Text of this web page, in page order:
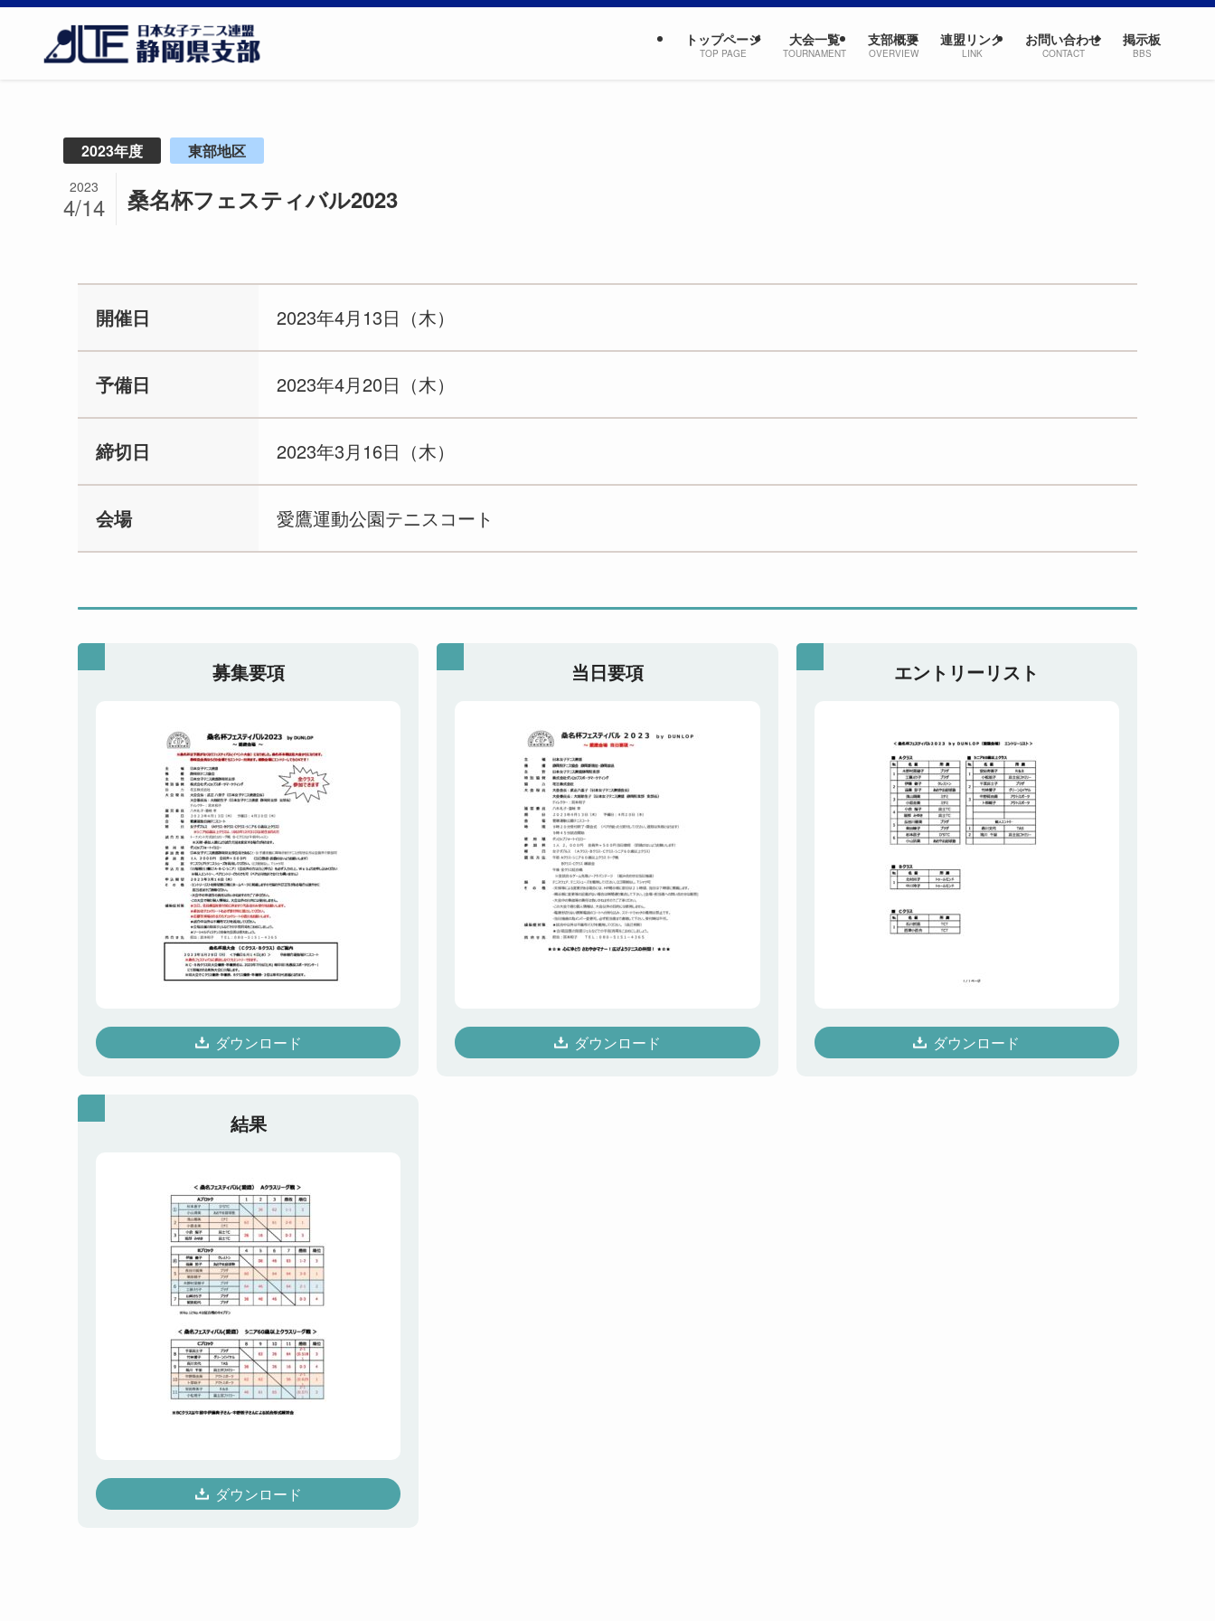
トップページ
TOP PAGE
大会一覧
TOURNAMENT
支部概要
OVERVIEW
連盟リンク
LINK
お問い合わせ
CONTACT
掲示板
BBS
2023年度 東部地区
桑名杯フェスティバル2023
2023
4/14
開催日 2023年4月13日（木）
予備日 2023年4月20日（木）
締切日 2023年3月16日（木）
会場 愛鷹運動公園テニスコート
募集要項
ダウンロード
当日要項
ダウンロード
エントリーリスト
ダウンロード
結果
ダウンロード